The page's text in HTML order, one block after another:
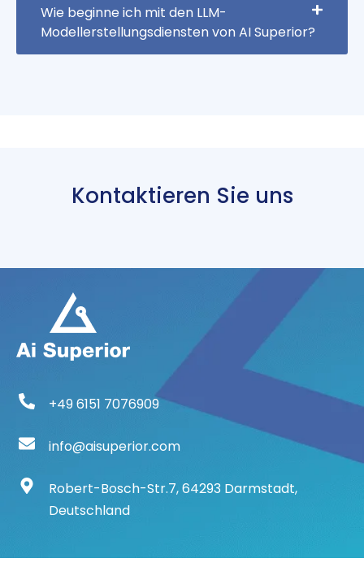
Wie beginne ich mit den LLM-
Modellerstellungsdiensten von AI Superior?
Kontaktieren Sie uns
+49 6151 7076909
info@aisuperior.com
Robert-Bosch-Str.7, 64293 Darmstadt,
Deutschland